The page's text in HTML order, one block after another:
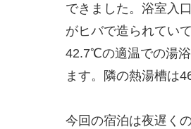
できました。浴室入
がヒバで造られてい
42.7℃の適温での湯
ます。隣の熱湯槽は
今回の宿泊は夜遅く